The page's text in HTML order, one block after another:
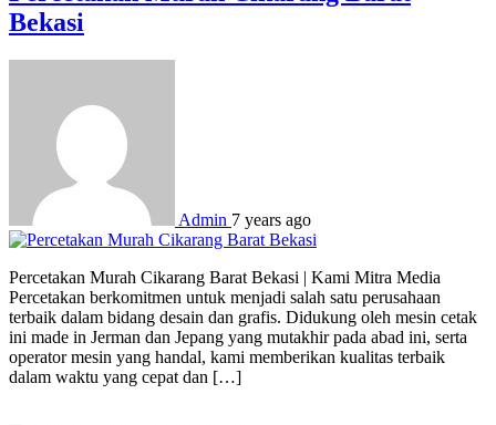
Bekasi
Admin 7 years ago
Percetakan Murah Cikarang Barat Bekasi | Kami Mitra Media
Percetakan berkomitmen untuk menjadi salah satu perusahaan
terbaik dalam bidang desain dan grafis. Didukung oleh mesin cetak
ini made in Jerman dan Jepang yang mutakhir pada abad ini, serta
operator mesin yang handal, kami memberikan kualitas terbaik
dalam waktu yang cepat dan […]